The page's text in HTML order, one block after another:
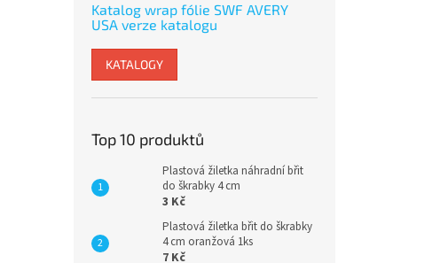
Katalog wrap fólie SWF AVERY
USA verze katalogu
KATALOGY
Top 10 produktů
Plastová žiletka náhradní břit
do škrabky 4 cm
3 Kč
Plastová žiletka břit do škrabky
4 cm oranžová 1ks
7 Kč